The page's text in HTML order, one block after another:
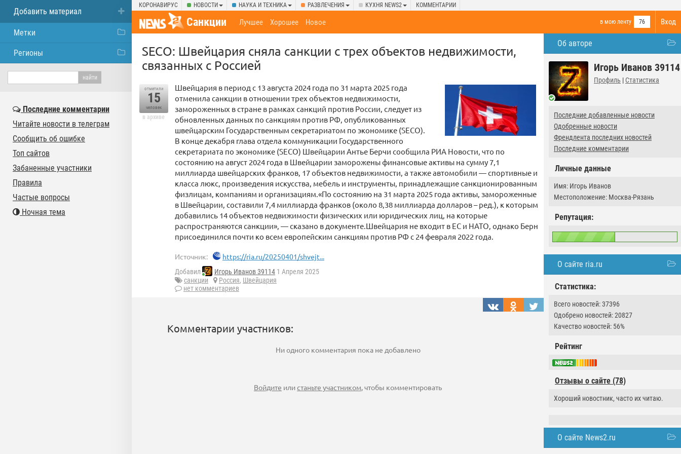
КОРОНАВИРУС НОВОСТИ НАУКА И ТЕХНИКА РАЗВЛЕЧЕНИЯ КУХНЯ NEWS2 КОММЕНТАРИИ
Вход
Санкции в мою ленту 76
Лучшее Хорошее Новое
Об авторе
Игорь Иванов 39114
Профиль | Статистика
Последние добавленные новости
Одобренные новости
Френдлента последних новостей
Последние комментарии
Личные данные
Имя: Игорь Иванов
Местоположение: Москва-Рязань
Репутация:
О сайте ria.ru
Статистика:
Всего новостей: 37396
Одобрено новостей: 20827
Качество новостей: 56%
Рейтинг
Отзывы о сайте (78)
Хороший новостник, часто их читаю.
О сайте News2.ru
SECO: Швейцария сняла санкции с трех объектов недвижимости,
связанных с Россией
отметили
15
человек
в архиве
Швейцария в период с 13 августа 2024 года по 31 марта 2025 года
отменила санкции в отношении трех объектов недвижимости,
замороженных в стране в рамках санкций против России, следует из
обновленных данных по санкциям против РФ, опубликованных
швейцарским Государственным секретариатом по экономике (SECO).
В конце декабря глава отдела коммуникации Государственного
секретариата по экономике (SECO) Швейцарии Антье Берчи сообщила РИА Новости, что по
состоянию на август 2024 года в Швейцарии заморожены финансовые активы на сумму 7,1
миллиарда швейцарских франков, 17 объектов недвижимости, а также автомобили — спортивные и
класса люкс, произведения искусства, мебель и инструменты, принадлежащие санкционированным
физлицам, компаниям и организациям.«По состоянию на 31 марта 2025 года активы, замороженные
в Швейцарии, составили 7,4 миллиарда франков (около 8,38 миллиарда долларов – ред.), к которым
добавились 14 объектов недвижимости физических или юридических лиц, на которые
распространяются санкции», — сказано в документе.Швейцария не входит в ЕС и НАТО, однако Берн
присоединился почти ко всем европейским санкциям против РФ с 24 февраля 2022 года.
Источник: https://ria.ru/20250401/shvejt...
Добавил Игорь Иванов 39114 1 Апреля 2025
санкции
Россия, Швейцария
нет комментариев
Комментарии участников:
Ни одного комментария пока не добавлено
Войдите илистаньте участником, чтобы комментировать
Добавить материал
Метки
Регионы
Последние комментарии
Читайте новости в телеграм
Сообщить об ошибке
Топ сайтов
Забаненные участники
Правила
Частые вопросы
Ночная тема